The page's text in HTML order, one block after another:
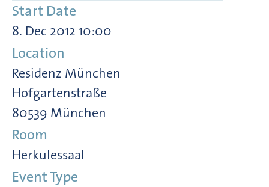
Start Date
8. Dec 2012 10:00
Location
Residenz München
Hofgartenstraße
80539 München
Room
Herkulessaal
Event Type